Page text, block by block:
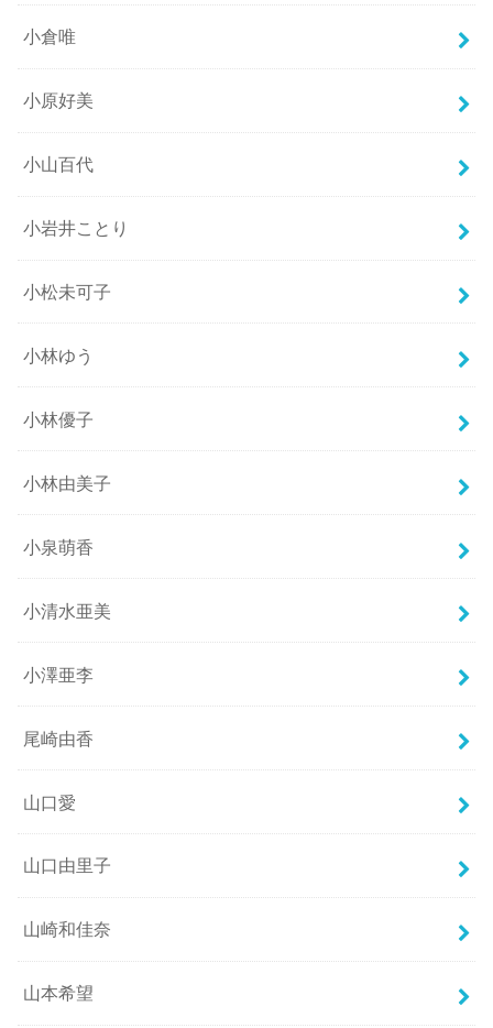
小倉唯
小原好美
小山百代
小岩井ことり
小松未可子
小林ゆう
小林優子
小林由美子
小泉萌香
小清水亜美
小澤亜李
尾崎由香
山口愛
山口由里子
山崎和佳奈
山本希望